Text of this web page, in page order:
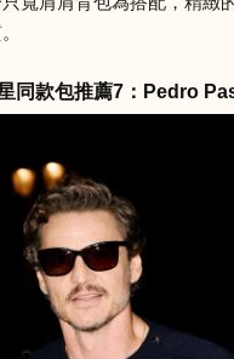
同款包推薦7：Pedro